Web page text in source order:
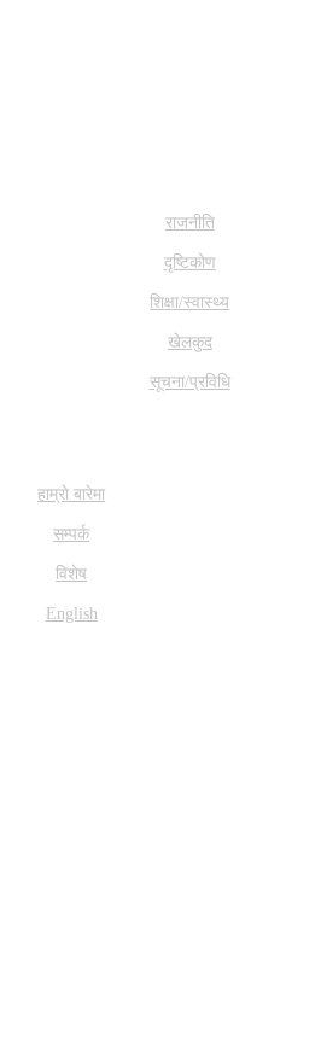
राजनीति
दृष्टिकोण
शिक्षा/स्वास्थ्य
खेलकुद
सूचना/प्रविधि
हाम्राे बारेमा
सम्पर्क
विशेष
English